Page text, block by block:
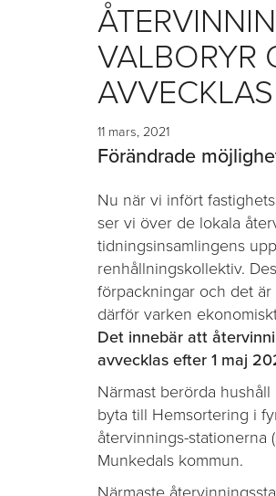
VALBORYR
11 mars, 2021
Förändrade
Nu när vi infört
ser vi över de lokala
tidningsinsamlingens
renhållningskollektiv.
förpackningar och det
därför varken
Det innebär att
avvecklas efter 1 maj
Närmast berörda
byta till Hemsortering i
återvinnings-stationerna
Munkedals kommun.